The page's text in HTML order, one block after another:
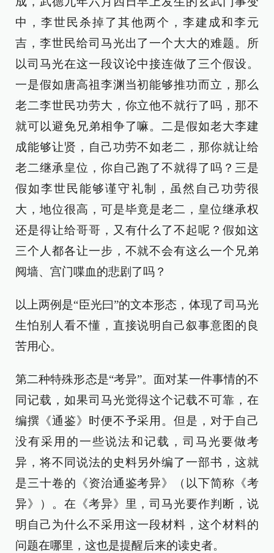
中，李世民杀掉了其他两个，李建成和李元
吉，李世民给司马光出了一个大大的难题。所
以司马光在这一段议论中接连做了三个假设。
一是假如唐高祖李渊当初能够推功而立，那么
老二李世民功劳大，你立他不就行了吗，那不
就可以避免兄弟相争了嘛。二是假如老大李建
成能够让贤，自己功劳不如老二，那你就让给
老二继承皇位，你自己跑了不就得了吗？三是
假如李世民能够谨守礼制，虽然自己功劳很
大，地位很高，可是毕竟是老二，皇位继承权
还是得让给哥哥，又有什么了不起呢？假如这
三个人都各让一步，不就不会有这么一个兄弟
阋墙、宫门喋血的悲剧了吗？
以上两例是“臣光曰”的文本形态，体现了司马光
生怕别人看不懂，直接说明自己叙事意图的良
苦用心。
第二种特殊形态是“考异”。面对某一件事情的不
同记载，如果司马光觉得这个记载不可靠，在
编撰《通鉴》时便不予采用。但是，对于自己
没有采用的一些说法和记载，司马光要做考
异，将不同说法的史料另外编了一部书，这就
是三十卷的《资治通鉴考异》（以下简称《考
异》）。在《考异》里，司马光要作判断，说
明自己为什么不采用这一段材料，这个材料的
问题在哪里，这也是提醒后来的读史者。